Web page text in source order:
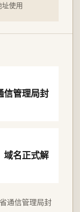
使用
信管理局封
域名正式解
通信管理局封